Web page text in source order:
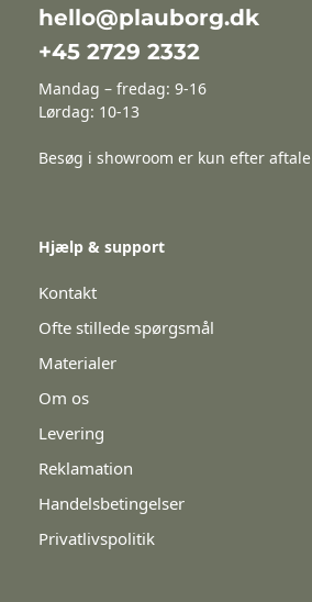
hello@plauborg.dk
+45 2729 2332
Mandag – fredag: 9-16
Lørdag: 10-13
Besøg i showroom er kun efter aftale
Hjælp & support
Kontakt
Ofte stillede spørgsmål
Materialer
Om os
Levering
Reklamation
Handelsbetingelser
Privatlivspolitik